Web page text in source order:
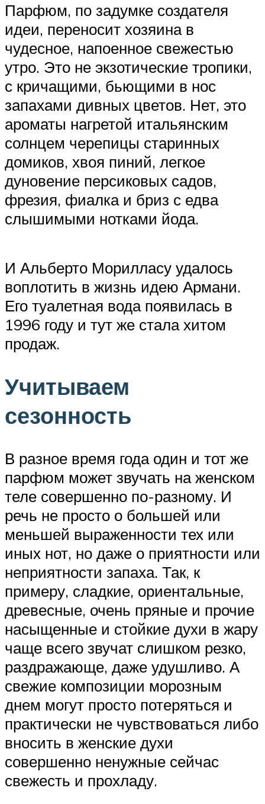
Парфюм, по задумке создателя
идеи, переносит хозяина в
чудесное, напоенное свежестью
утро. Это не экзотические тропики,
с кричащими, бьющими в нос
запахами дивных цветов. Нет, это
ароматы нагретой итальянским
солнцем черепицы старинных
домиков, хвоя пиний, легкое
дуновение персиковых садов,
фрезия, фиалка и бриз с едва
слышимыми нотками йода.
И Альберто Морилласу удалось
воплотить в жизнь идею Армани.
Его туалетная вода появилась в
1996 году и тут же стала хитом
продаж.
Учитываем
сезонность
В разное время года один и тот же
парфюм может звучать на женском
теле совершенно по-разному. И
речь не просто о большей или
меньшей выраженности тех или
иных нот, но даже о приятности или
неприятности запаха. Так, к
примеру, сладкие, ориентальные,
древесные, очень пряные и прочие
насыщенные и стойкие духи в жару
чаще всего звучат слишком резко,
раздражающе, даже удушливо. А
свежие композиции морозным
днем могут просто потеряться и
практически не чувствоваться либо
вносить в женские духи
совершенно ненужные сейчас
свежесть и прохладу.